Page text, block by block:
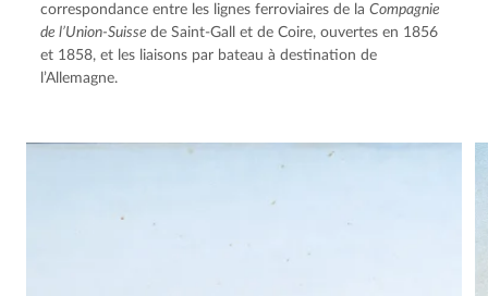
correspondance entre les lignes ferroviaires de laCompagnie
de l’Union-Suissede Saint-Gall et de Coire, ouvertes en 1856
et 1858, et les liaisons par bateau à destination de
l’Allemagne.